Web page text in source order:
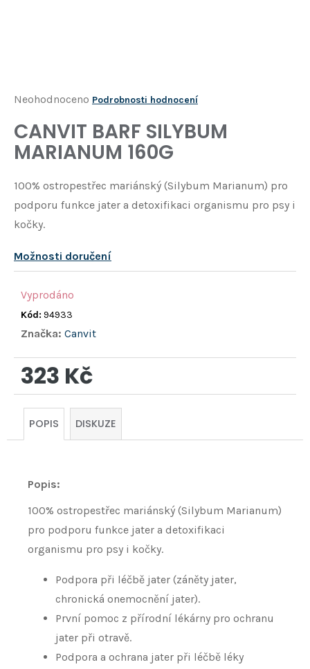
Průměrné
produktu
je
5
hvězdiček.
Neohodnoceno Podrobnosti hodnocení
CANVIT BARF SILYBUM
MARIANUM 160G
100% ostropestřec mariánský (Silybum Marianum) pro
podporu funkce jater a detoxifikaci organismu pro psy i
kočky.
Možnosti doručení
Vyprodáno
Kód: 94933
Značka: Canvit
323 Kč
Měrná
POPIS DISKUZE
Popis:
100% ostropestřec mariánský (Silybum Marianum)
pro podporu funkce jater a detoxifikaci
organismu pro psy i kočky.
Podpora při léčbě jater (záněty jater,
chronická onemocnění jater).
První pomoc z přírodní lékárny pro ochranu
jater při otravě.
Podpora a ochrana jater při léčbě léky
D
o
p
r
u
č
j
e
e